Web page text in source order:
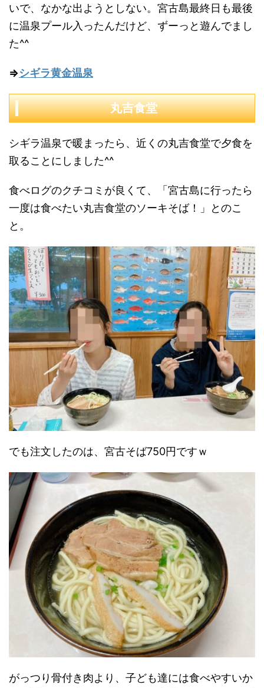
いで、なかな出ようとしない。宮古島最終日も最後
に温泉プール入ったんだけど、ずーっと遊んでまし
た^^
⇒シギラ黄金温泉
丸吉食堂
シギラ温泉で暖まったら、近くの丸吉食堂で夕食を
取ることにしました^^
食べログのクチコミが良くて、「宮古島に行ったら
一度は食べたい丸吉食堂のソーキそば！」とのこ
と。
でも注文したのは、宮古そば750円ですｗ
がっつり骨付き肉より、子ども達には食べやすいか